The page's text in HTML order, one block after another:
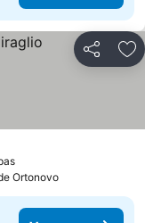
Partilhar
Ortonovo